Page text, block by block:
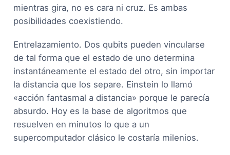
mientras gira, no es cara ni cruz. Es ambas
posibilidades coexistiendo.
Entrelazamiento. Dos qubits pueden vincularse
de tal forma que el estado de uno determina
instantáneamente el estado del otro, sin importar
la distancia que los separe. Einstein lo llamó
«acción fantasmal a distancia» porque le parecía
absurdo. Hoy es la base de algoritmos que
resuelven en minutos lo que a un
supercomputador clásico le costaría milenios.